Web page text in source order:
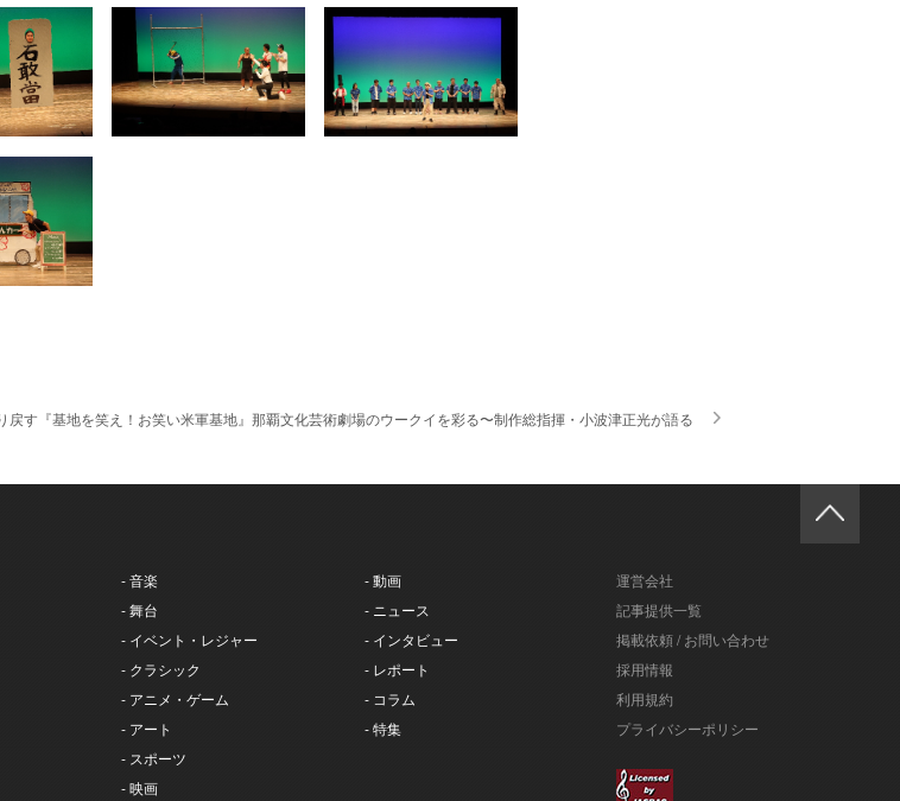
す『基地を笑え！お笑い米軍基地』那覇文化芸術劇場のウークイを彩る〜制作総指揮・小波津正光が語る
- 音楽
- 舞台
- イベント・レジャー
- クラシック
- アニメ・ゲーム
- アート
- スポーツ
- 映画
- 動画
- ニュース
- インタビュー
- レポート
- コラム
- 特集
運営会社
記事提供一覧
掲載依頼 / お問い合わせ
採用情報
利用規約
プライバシーポリシー